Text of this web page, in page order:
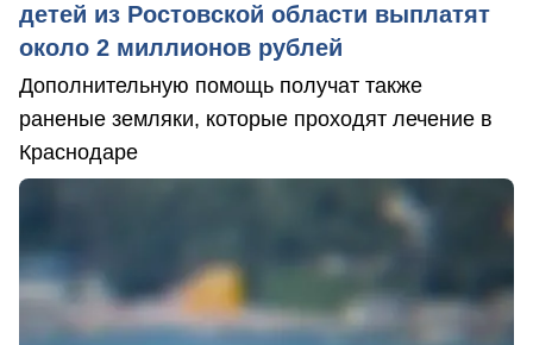
детей из Ростовской области выплатят
около 2 миллионов рублей
Дополнительную помощь получат также
раненые земляки, которые проходят лечение в
Краснодаре